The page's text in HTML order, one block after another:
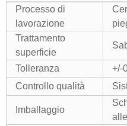
Processo di
lavorazione
Trattamento
superficie
Tolleranza
+/-
Controllo qualità
Imballaggio